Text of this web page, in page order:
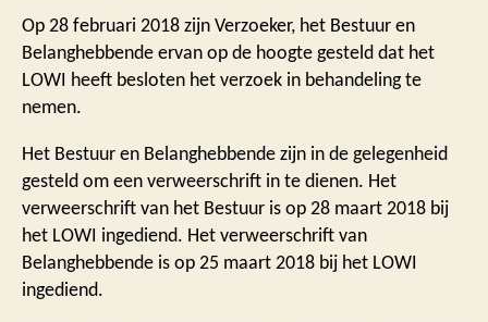
Op 28 februari 2018 zijn Verzoeker, het Bestuur en
Belanghebbende ervan op de hoogte gesteld dat het
LOWI heeft besloten het verzoek in behandeling te
nemen.
Het Bestuur en Belanghebbende zijn in de gelegenheid
gesteld om een verweerschrift in te dienen. Het
verweerschrift van het Bestuur is op 28 maart 2018 bij
het LOWI ingediend. Het verweerschrift van
Belanghebbende is op 25 maart 2018 bij het LOWI
ingediend.